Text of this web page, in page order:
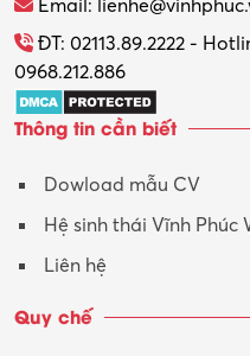
Tổ chức sự kiện – Quà
Trợ lý
Tư vấn
Tư vấn – Kiến trúc
Email:
ĐT: 02113.89.2222 -
0968.212.886
Thông tin cần biết
Dowload mẫu CV
Hệ sinh thái Vĩnh Phúc
Liên hệ
Quy chế